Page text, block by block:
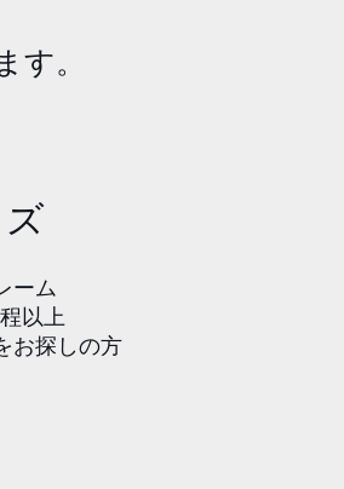
す。
ーム
程以上
お探しの方